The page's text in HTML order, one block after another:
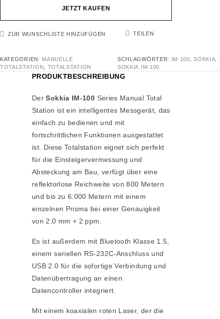
JETZT KAUFEN
ZUR WUNSCHLISTE HINZUFÜGEN TEILEN
KATEGORIEN: MANUELLE
TOTALSTATION
TOTALSTATION
SCHLAGWÖRTER: IM-100 ,SOKKIA
SOKKIA IM-100
PRODUKTBESCHREIBUNG
DerSokkia IM-100 Series Manual Total
Station ist ein intelligentes Messgerät, das
einfach zu bedienen und mit
fortschrittlichen Funktionen ausgestattet
ist. Diese Totalstation eignet sich perfekt
für die Einsteigervermessung und
Absteckung am Bau, verfügt über eine
reflektorlose Reichweite von 800 Metern
und bis zu 6.000 Metern mit einem
einzelnen Prisma bei einer Genauigkeit
von 2,0 mm + 2 ppm.
Es ist außerdem mit Bluetooth Klasse 1.5,
einem seriellen RS-232C-Anschluss und
USB 2.0 für die sofortige Verbindung und
Datenübertragung an einen
Datencontroller integriert.
Mit einem koaxialen roten Laser, der die